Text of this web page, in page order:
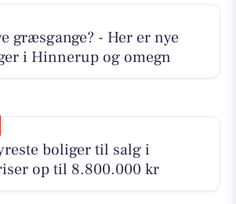
græsgange? - Her er nye
i Hinnerup og omegn
boliger til salg i
op til 8.800.000 kr